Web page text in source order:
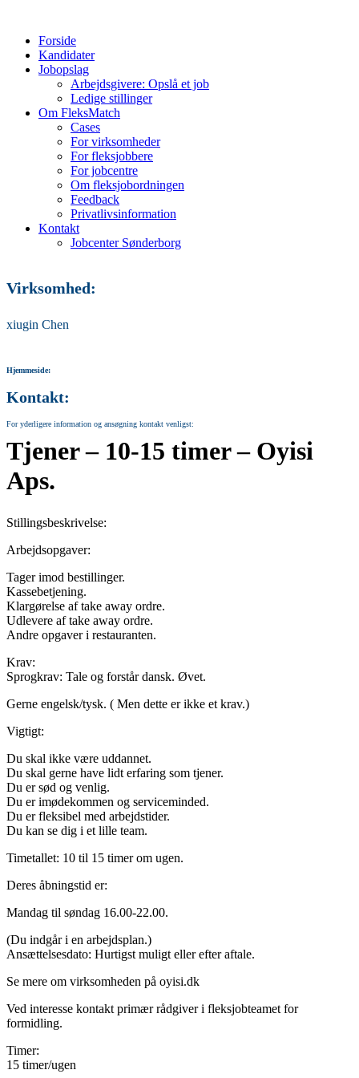
Forside
Kandidater
Jobopslag
Arbejdsgivere: Opslå et job
Ledige stillinger
Om FleksMatch
Cases
For virksomheder
For fleksjobbere
For jobcentre
Om fleksjobordningen
Feedback
Privatlivsinformation
Kontakt
Jobcenter Sønderborg
Virksomhed:
xiugin Chen
Hjemmeside:
Kontakt:
For yderligere information og ansøgning kontakt venligst:
Tjener – 10-15 timer – Oyisi
Aps.
Stillingsbeskrivelse:
Arbejdsopgaver:
Tager imod bestillinger.
Kassebetjening.
Klargørelse af take away ordre.
Udlevere af take away ordre.
Andre opgaver i restauranten.
Krav:
Sprogkrav: Tale og forstår dansk. Øvet.
Gerne engelsk/tysk. ( Men dette er ikke et krav.)
Vigtigt:
Du skal ikke være uddannet.
Du skal gerne have lidt erfaring som tjener.
Du er sød og venlig.
Du er imødekommen og serviceminded.
Du er fleksibel med arbejdstider.
Du kan se dig i et lille team.
Timetallet: 10 til 15 timer om ugen.
Deres åbningstid er:
Mandag til søndag 16.00-22.00.
(Du indgår i en arbejdsplan.)
Ansættelsesdato: Hurtigst muligt eller efter aftale.
Se mere om virksomheden på oyisi.dk
Ved interesse kontakt primær rådgiver i fleksjobteamet for
formidling.
Timer:
15 timer/ugen